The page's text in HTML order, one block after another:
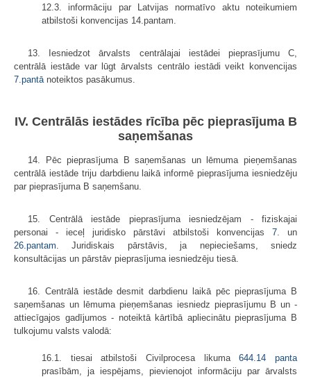
12.3. informāciju par Latvijas normatīvo aktu noteikumiem
atbilstoši konvencijas 14.pantam.
13. Iesniedzot ārvalsts centrālajai iestādei pieprasījumu C,
centrālā iestāde var lūgt ārvalsts centrālo iestādi veikt konvencijas
7.pantānoteiktos pasākumus.
IV. Centrālās iestādes rīcība pēc pieprasījuma B
saņemšanas
14. Pēc pieprasījuma B saņemšanas un lēmuma pieņemšanas
centrālā iestāde triju darbdienu laikā informē pieprasījuma iesniedzēju
par pieprasījuma B saņemšanu.
15. Centrālā iestāde pieprasījuma iesniedzējam - fiziskajai
personai - ieceļ juridisko pārstāvi atbilstoši konvencijas 7. un
26.pantam . Juridiskais pārstāvis, ja nepieciešams, sniedz
konsultācijas un pārstāv pieprasījuma iesniedzēju tiesā.
16. Centrālā iestāde desmit darbdienu laikā pēc pieprasījuma B
saņemšanas un lēmuma pieņemšanas iesniedz pieprasījumu B un -
attiecīgajos gadījumos - noteiktā kārtībā apliecinātu pieprasījuma B
tulkojumu valsts valodā:
16.1. tiesai atbilstoši Civilprocesa likuma644.14 panta
prasībām, ja iespējams, pievienojot informāciju par ārvalsts